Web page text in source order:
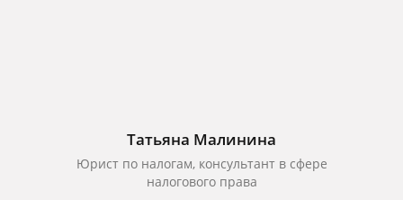
Татьяна Малинина
Юрист по налогам, консультант в сфере
налогового права